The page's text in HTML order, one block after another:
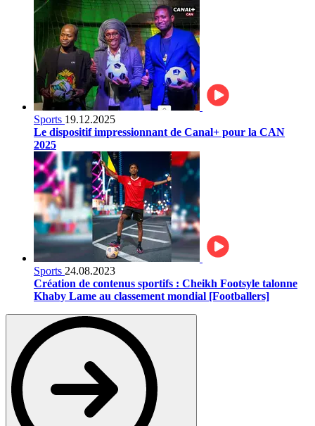
Sports 19.12.2025
Le dispositif impressionnant de Canal+ pour la CAN
2025
Sports 24.08.2023
Création de contenus sportifs : Cheikh Footsyle talonne
Khaby Lame au classement mondial [Footballers]